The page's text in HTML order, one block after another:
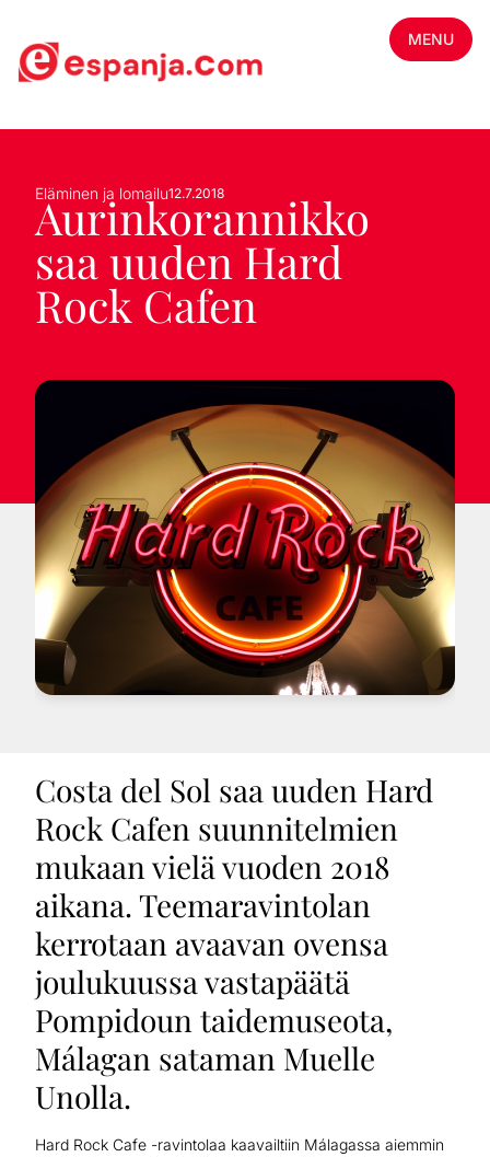
MENU
Eläminen ja lomailu12.7.2018
Aurinkorannikko
saa uuden Hard
Rock Cafen
Costa del Sol saa uuden Hard
Rock Cafen suunnitelmien
mukaan vielä vuoden 2018
aikana. Teemaravintolan
kerrotaan avaavan ovensa
joulukuussa vastapäätä
Pompidoun taidemuseota,
Málagan sataman Muelle
Unolla.
Hard Rock Cafe -ravintolaa kaavailtiin Málagassa aiemmin